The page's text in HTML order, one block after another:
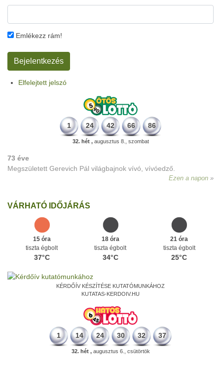
Emlékezz rám!
Elfelejtett jelszó
1 24 42 66 86
32. hét ,augusztus 8., szombat
73 éve
Megszületett Gerevich Pál világbajnok vívó, vívóedző.
Ezen a napon
VÁRHATÓ IDŐJÁRÁS
15 óra
tiszta égbolt
37°C
18 óra
tiszta égbolt
34°C
21 óra
tiszta égbolt
25°C
KÉRDŐÍV KÉSZÍTÉSE KUTATÓMUNKÁHOZ
KUTATAS-KERDOIV.HU
1 14 24 30 32 37
32. hét ,augusztus 6., csütörtök